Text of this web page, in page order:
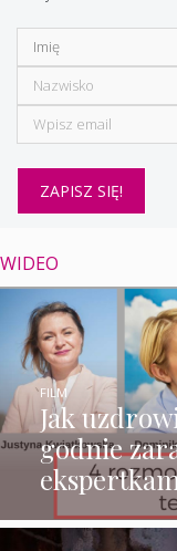
WIDEO
Jak
godnie
FILM